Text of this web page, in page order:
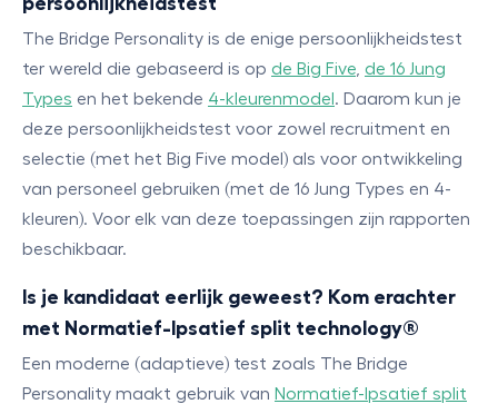
The Bridge Personality is de enige persoonlijkheidstest
ter wereld die gebaseerd is op de Big Five de 16 Jung
Types en het bekende 4-kleurenmodel. Daarom kun je
deze persoonlijkheidstest voor zowel recruitment en
selectie (met het Big Five model) als voor ontwikkeling
van personeel gebruiken (met de 16 Jung Types en 4-
kleuren). Voor elk van deze toepassingen zijn rapporten
beschikbaar.
Is je kandidaat eerlijk geweest? Kom erachter
met Normatief-Ipsatief split technology®
Een moderne (adaptieve) test zoals The Bridge
Personality maakt gebruik van Normatief-Ipsatief split